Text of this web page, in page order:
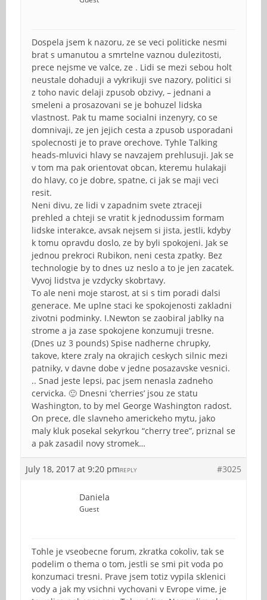
Dospela jsem k nazoru, ze se veci politicke nesmi
brat s umanutou a smrtelne vaznou dulezitosti,
prece nejsme ve valce, ze . Lidi se mezi sebou holt
neustale dohaduji a vykrikuji sve nazory, politici si
z toho navic delaji zpusob obzivy, – jednani a
smeleni a prosazovani se je bohuzel lidska
vlastnost. Pak tu mame socialni inzenyry, co se
domnivaji, ze jen jejich cesta a zpusob usporadani
spolecnosti je to prave orechove. Tyhle Talking
heads-mluvici hlavy se navzajem prehlusuji. Jak se
v tom ma pak orientovat obcan, kteremu hulakaji
do hlavy, co je dobre, spatne, ci jak se maji veci
resit.
Neni divu, ze lidi v zapadnim svete ztraceji
prehled a chteji se vratit k jednodussim formam
lidske interakce, avsak nejsem si jista, jestli, kdyby
k tomu opravdu doslo, ze by byli spokojeni. Jak se
jednou prekroci Rubikon, neni cesta zpatky. Bez
technologie by to dnes uz neslo a to je jen zacatek.
Vyvoj lidstva je vzdycky skobrtavy.
To ale neni moje starost, at si s tim poradi dalsi
generace. Me uplne staci ke spokojenosti zakladni
zivotni podminky. I.Newton se zaobiral jablky na
strome a ja zase spokojene konzumuji tresne.
(Dnes uz 3 pounds) Spise nadherne chrupky,
takove, ktere zraly na okrajich ceskych silnic mezi
patniky, v davne dobe v jedne posazavske vesnici.
.. Snad jeste lepsi, pac jsem nenasla zadneho
cervicka. 🙂 Dnesni ‘cherries’ jsou ze statu
Washington, to by mel George Washington radost.
On prece, dle slavneho americkeho mytu, jako
maly kluk posekal sekyrkou “cherry tree”, priznal se
a pak zasadil novy stromek…
July 18, 2017 at 9:20 pm #3025
REPLY
Daniela
Guest
Tohle je vseobecne forum, zkratka cokoliv, tak se
podelim o thema o tom, jestli se smi pit voda po
konzumaci tresni. Prave jsem totiz vypila sklenici
vody a jak my vsichni vychovani v Evrope vime, je